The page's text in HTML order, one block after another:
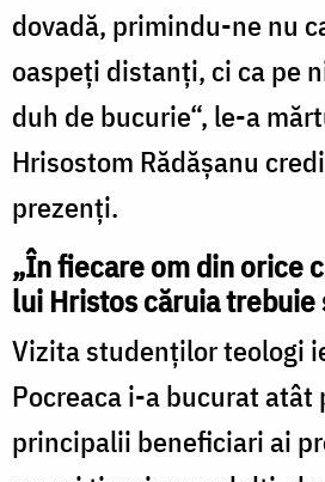
dovadă, primindu-ne nu
oaspeţi distanţi, ci ca pe
duh de bucurie“, le-a
Hrisostom Rădăşanu
prezenţi.
„În fiecare om din orice
lui Hristos căruia trebuie
Vizita studenţilor teologi
Pocreaca i-a bucurat atât
principalii beneficiari ai